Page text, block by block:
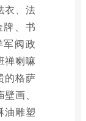
衣、法
、书
阀政
禅喇嘛
的格萨
画、
油雕塑